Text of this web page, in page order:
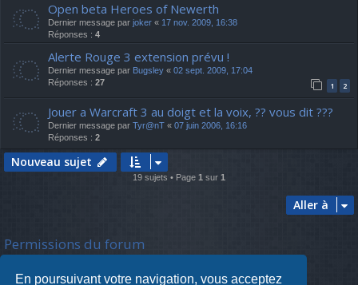
En poursuivant votre navigation, vous acceptez
Open beta Heroes of Newerth
Dernier message par joker « 17 nov. 2009, 16:38
Réponses : 4
Alerte Rouge 3 extension prévu !
Dernier message par Bugsley « 02 sept. 2009, 17:04
Réponses : 27 1 2
Jouer a Warcraft 3 au doigt et la voix, ?? vous dit ???
Dernier message par Tyr@nT « 07 juin 2006, 16:16
Réponses : 2
Nouveau sujet
19 sujets • Page 1 sur 1
Aller à
Permissions du forum
Vous
ne pouvez pas
répondre aux sujets